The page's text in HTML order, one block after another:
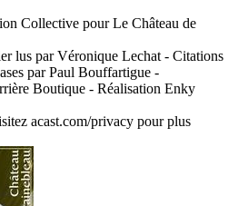
Collective pour Le Château de
lus par Véronique Lechat - Citations
par Paul Bouffartigue -
Boutique - Réalisation Enky
acast.com/privacy pour plus